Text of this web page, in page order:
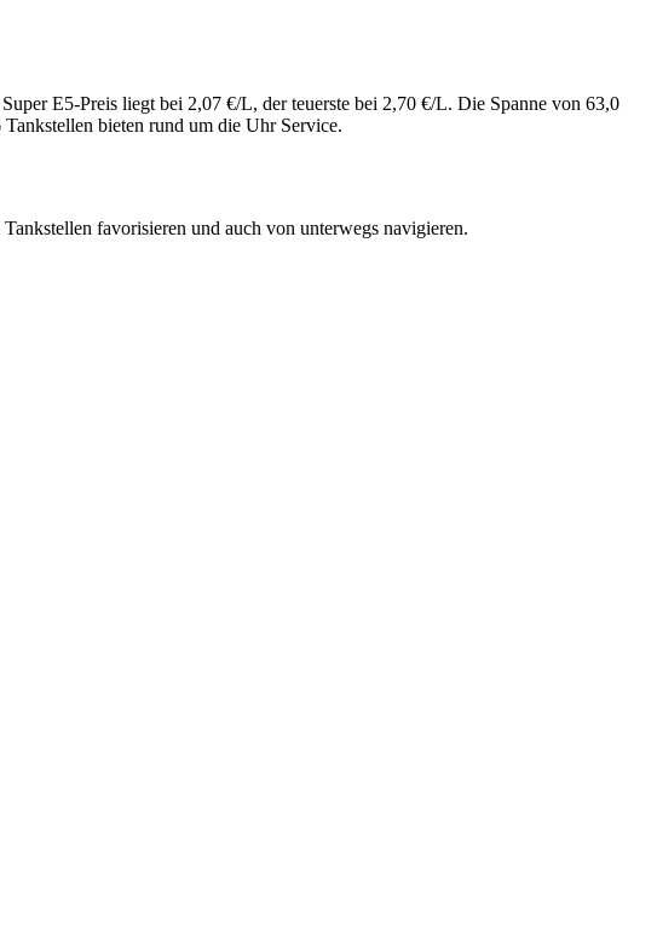
E5-Preis liegt bei 2,07 €/L, der teuerste bei 2,70 €/L. Die Spanne von 63,0
bieten rund um die Uhr Service.
favorisieren und auch von unterwegs navigieren.